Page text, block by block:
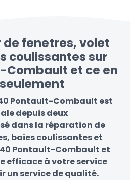
fenetres, volet
coulissantes sur
Combault et ce en
Pontault-Combault est
depuis deux
dans la réparation de
baies coulissantes et
Pontault-Combault et
efficace à votre service
un service de qualité.